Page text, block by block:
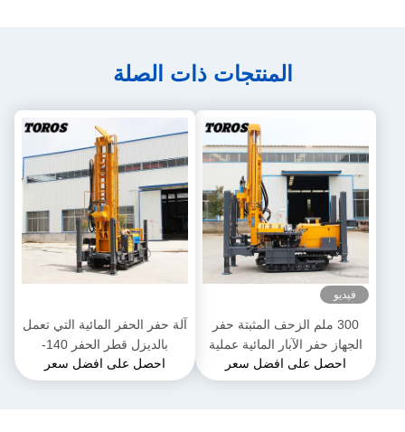
المنتجات ذات الصلة
فيديو
300 ملم الزحف المثبتة حفر
الجهاز حفر الآبار المائية عملية
سهلة
احصل على افضل سعر
آلة حفر الحفر المائية التي تعمل
بالديزل قطر الحفر 140-
325mm
احصل على افضل سعر